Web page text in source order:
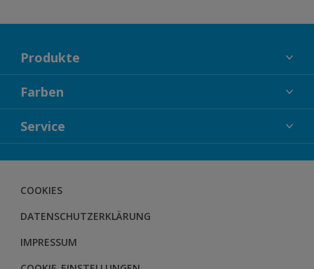
Produkte
FASSADENFARBEN
INNENFARBEN
LACKE
BODENSYSTEM
Farben
KOLLEKTIONEN
FARBTRENDS
FARBBERATUNG
Service
HERBOL NACHRICHTEN
HERBOL WERBEMITTELSHOP
SCHULUNGEN
COOKIES
DATENSCHUTZERKLÄRUNG
IMPRESSUM